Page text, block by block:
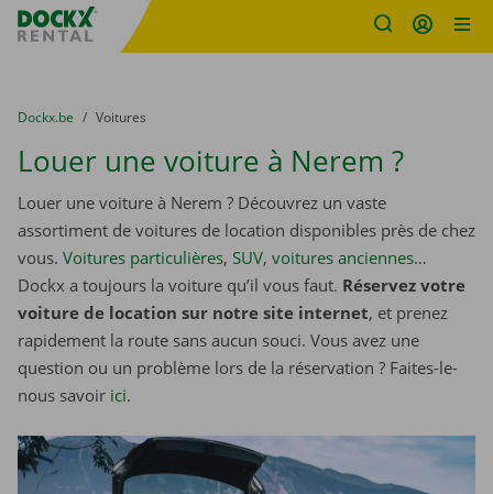
sitename
You are here:
du
Dockx.be to
Voitures
Louer une voiture à Nerem ?
Louer une voiture à Nerem ? Découvrez un vaste
assortiment de voitures de location disponibles près de chez
vous. Voitures particulières, SUV, voitures anciennes…
Dockx a toujours la voiture qu’il vous faut. Réservez votre
voiture de location sur notre site internet, et prenez
rapidement la route sans aucun souci. Vous avez une
question ou un problème lors de la réservation ? Faites-le-
nous savoir ici.